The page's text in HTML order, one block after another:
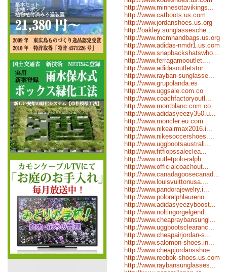
http://www.minnesotavikings...
http://www.catboots.us.com
http://www.jordanshoes.us.org
http://oakley.sunglassesche...
http://www.mcmhandbags.us.org
http://www.adidas-nmdr1.us.com
http://www.snapbackshatswho...
http://www.ferragamooutlet....
http://www.adidasoutletstor...
http://www.rayban-sunglasse...
http://www.grupolanda.es
http://www.uggsale.com.co
http://www.coachfactoryoutl...
http://www.montblanc.com.co
http://www.adidasyeezy350.u...
http://www.moncler.eu.com
http://www.nikeairmax2016.i...
http://www.nikesoccershoes....
http://www.uggbootsaustrali...
http://www.fitflopssaleclea...
http://www.outletpolo-ralph...
http://www.officialcoachout...
http://www.canadagoosecanad...
http://www.louisvuittonusa....
http://www.pandorajewelry.i...
http://www.poloralphlaureno...
http://www.adidasyeezyboost...
http://www.noltingorgelgend...
http://www.cheapraybansungl...
http://www.uggbootsclearanc...
http://www.cheapairjordan-s...
http://www.salomon-shoes.in...
http://www.cheapjordansshoe...
http://www.reebok-shoes.us.com
http://www.raybansunglasses...